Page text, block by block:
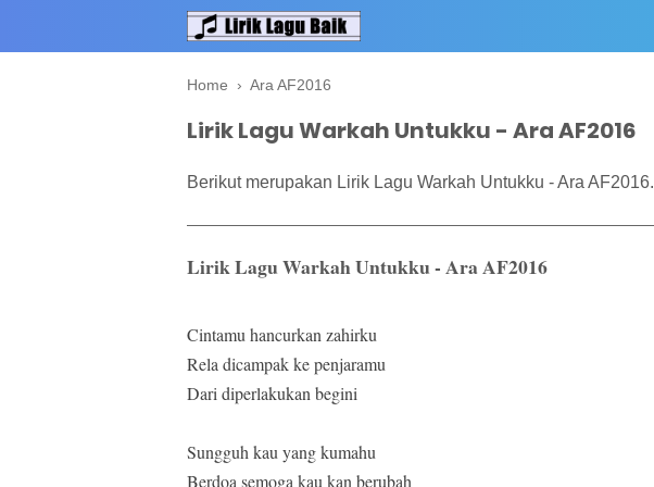
Home › Ara AF2016
Lirik Lagu Warkah Untukku - Ara AF2016
Berikut merupakan Lirik Lagu Warkah Untukku - Ara AF2016.
Lirik Lagu Warkah Untukku - Ara AF2016
Cintamu hancurkan zahirku
Rela dicampak ke penjaramu
Dari diperlakukan begini
Sungguh kau yang kumahu
Berdoa semoga kau kan berubah